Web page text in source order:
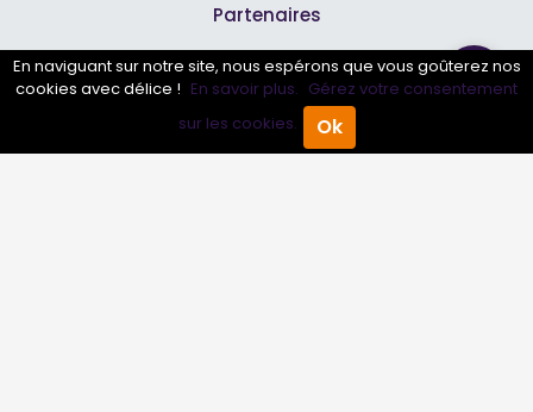
Annuaire Pro Agenda
Partenaires
Professionnels
Annuaire pro
En naviguant sur notre site, nous espérons que vous goûterez nos
cookies avec délice ! En savoir plus. Gérez votre consentement
sur les cookies.
Ok